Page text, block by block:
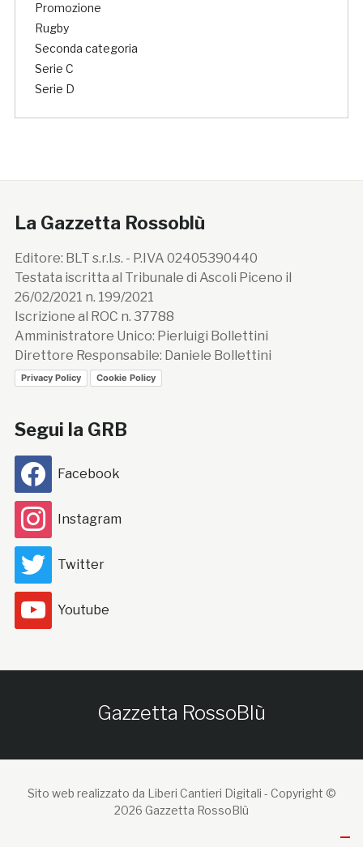
Promozione
Rugby
Seconda categoria
Serie C
Serie D
La Gazzetta Rossoblù
Editore: BLT s.r.l.s. - P.IVA 02405390440
Testata iscritta al Tribunale di Ascoli Piceno il
26/02/2021 n. 199/2021
Iscrizione al ROC n. 37788
Amministratore Unico: Pierluigi Bollettini
Direttore Responsabile: Daniele Bollettini
Privacy Policy Cookie Policy
Segui la GRB
Facebook
Instagram
Twitter
Youtube
Gazzetta RossoBlù
Sito web realizzato da Liberi Cantieri Digitali - Copyright ©
2026 Gazzetta RossoBlù